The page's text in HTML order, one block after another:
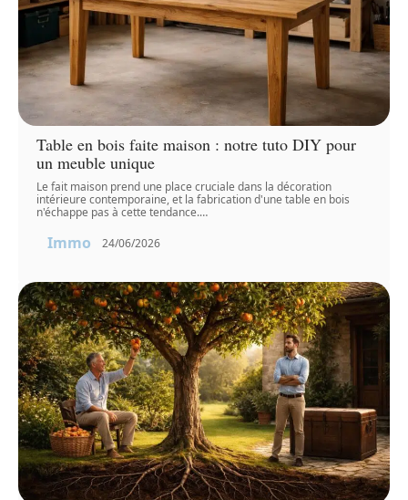
Table en bois faite maison : notre tuto DIY pour
un meuble unique
Le fait maison prend une place cruciale dans la décoration
intérieure contemporaine, et la fabrication d'une table en bois
n'échappe pas à cette tendance.…
Immo 24/06/2026